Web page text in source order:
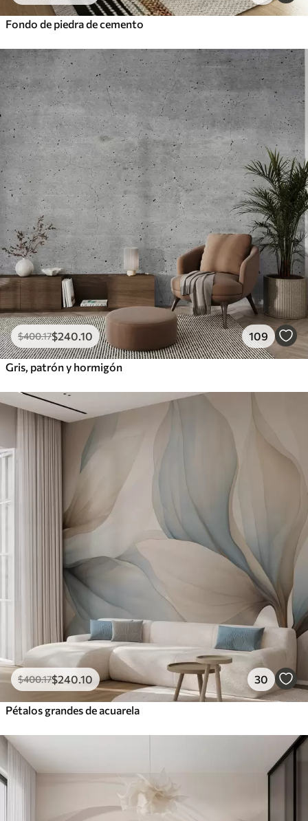
Fondo de piedra de cemento
$400.17$240 .10 109
Gris, patrón y hormigón
$400.17$240 .10 30
Pétalos grandes de acuarela